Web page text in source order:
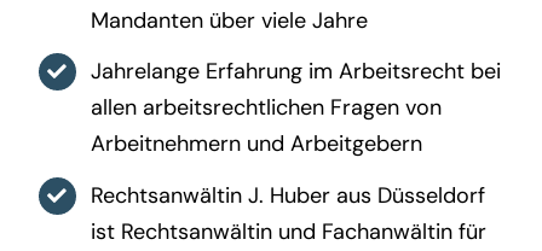
Mandanten über viele Jahre
Jahrelange Erfahrung im Arbeitsrecht bei
allen arbeitsrechtlichen Fragen von
Arbeitnehmern und Arbeitgebern
Rechtsanwältin J. Huber aus Düsseldorf
ist Rechtsanwältin und Fachanwältin für